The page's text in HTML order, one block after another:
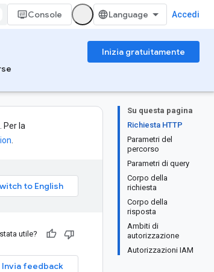
Console Accedi
Inizia gratuitamente
Su questa pagina
Richiesta HTTP
Parametri del
percorso
Parametri di query
Corpo della
richiesta
Corpo della
risposta
Ambiti di
autorizzazione
Autorizzazioni IAM
Per la
utile?
Invia feedback